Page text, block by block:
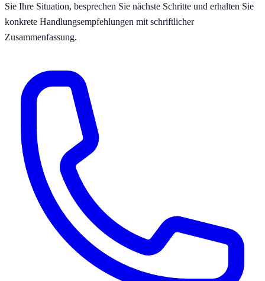
Sie Ihre Situation, besprechen Sie nächste Schritte und erhalten Sie
konkrete Handlungsempfehlungen mit schriftlicher
Zusammenfassung.